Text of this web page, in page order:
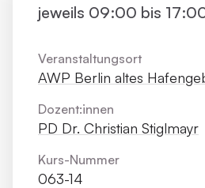
jeweils 09:00 bis
Veranstaltungsort
AWP Berlin altes
Dozent:innen
PD Dr. Christian Stiglmayr
Kurs-Nummer
063-14